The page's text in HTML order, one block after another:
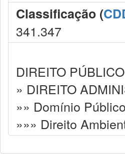
Classificação (
341.347
DIREITO
» DIREITO
»» Domínio
»»» Direito